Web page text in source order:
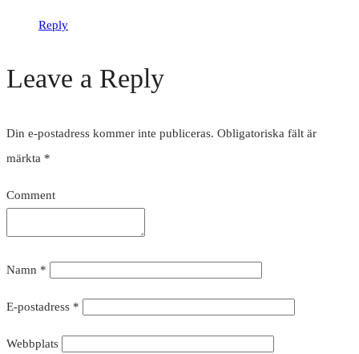
Reply
Leave a Reply
Din e-postadress kommer inte publiceras. Obligatoriska fält är
märkta *
Comment
Namn *
E-postadress *
Webbplats